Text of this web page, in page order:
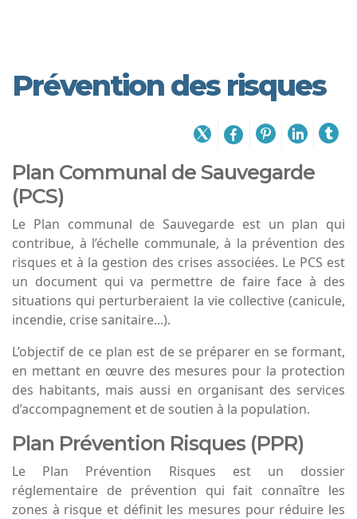
Prévention des risques
Plan Communal de Sauvegarde
(PCS)
Le Plan communal de Sauvegarde est un plan qui
contribue, à l’échelle communale, à la prévention des
risques et à la gestion des crises associées. Le PCS est
un document qui va permettre de faire face à des
situations qui perturberaient la vie collective (canicule,
incendie, crise sanitaire...).
L’objectif de ce plan est de se préparer en se formant,
en mettant en œuvre des mesures pour la protection
des habitants, mais aussi en organisant des services
d’accompagnement et de soutien à la population.
Plan Prévention Risques (PPR)
Le Plan Prévention Risques est un dossier
réglementaire de prévention qui fait connaître les
zones à risque et définit les mesures pour réduire les